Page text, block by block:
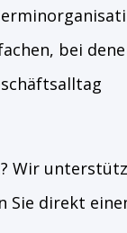
bei
Wir
Sie direkt